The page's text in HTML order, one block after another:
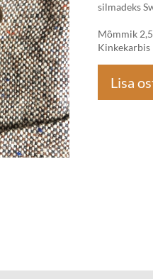
silmadeks
Mõmmik
Kinkekarbis
Lisa